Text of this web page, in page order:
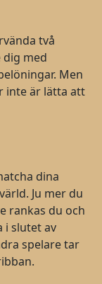
två
med
Men
inte är lätta att
dina
Ju mer du
rankas du och
i slutet av
spelare tar